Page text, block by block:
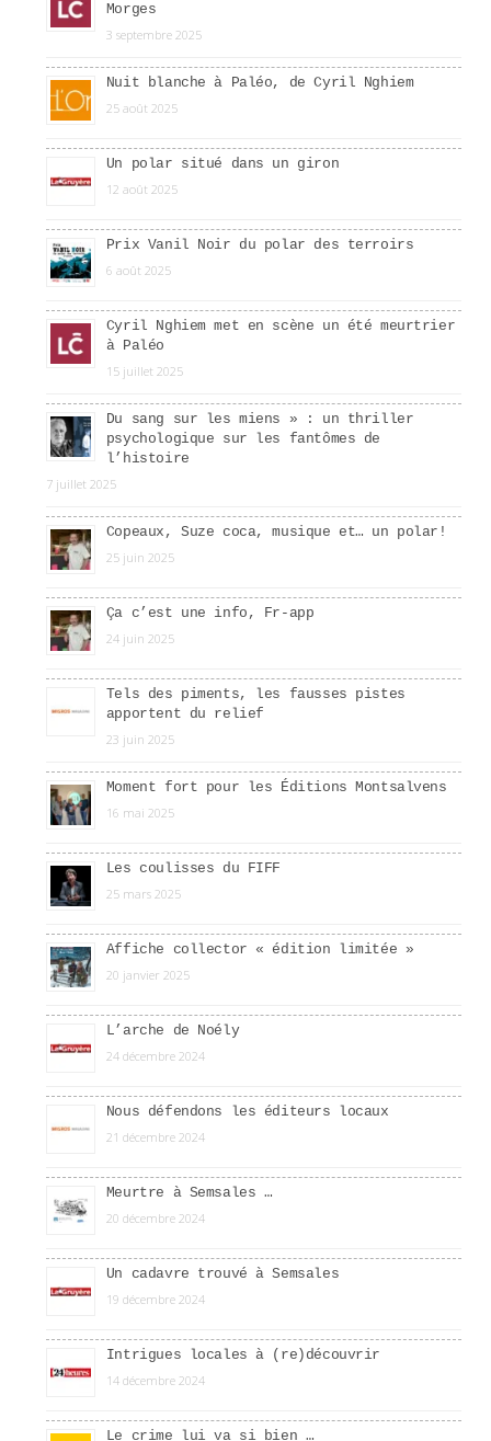
Morges
3 septembre 2025
Nuit blanche à Paléo, de Cyril Nghiem
25 août 2025
Un polar situé dans un giron
12 août 2025
Prix Vanil Noir du polar des terroirs
6 août 2025
Cyril Nghiem met en scène un été meurtrier
à Paléo
15 juillet 2025
Du sang sur les miens » : un thriller
psychologique sur les fantômes de
l’histoire
7 juillet 2025
Copeaux, Suze coca, musique et… un polar!
25 juin 2025
Ça c’est une info, Fr-app
24 juin 2025
Tels des piments, les fausses pistes
apportent du relief
23 juin 2025
Moment fort pour les Éditions Montsalvens
16 mai 2025
Les coulisses du FIFF
25 mars 2025
Affiche collector « édition limitée »
20 janvier 2025
L’arche de Noély
24 décembre 2024
Nous défendons les éditeurs locaux
21 décembre 2024
Meurtre à Semsales …
20 décembre 2024
Un cadavre trouvé à Semsales
19 décembre 2024
Intrigues locales à (re)découvrir
14 décembre 2024
Le crime lui va si bien …